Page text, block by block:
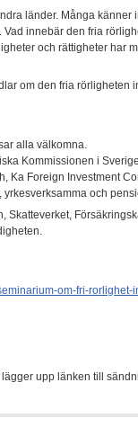
länder. Många känner
innebär den fria
och rättigheter har
om den fria rörligheten
alla välkomna.
Kommissionen i
Ka Foreign Investment
och
Skatteverket,
om-fri-rorlighet-
upp länken till